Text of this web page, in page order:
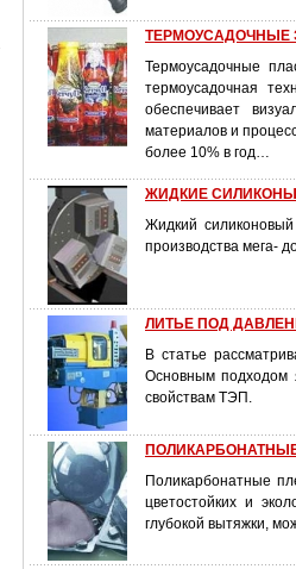
ТЕРМОУСАДОЧНЫЕ
Термоусадочные
термоусадочная
обеспечивает
материалов и
более 10% в год…
ЖИДКИЕ СИЛИКОНЫ:
Жидкий
производства мега-
ЛИТЬЕ ПОД
В статье
Основным подходом
свойствам ТЭП.
Поликарбонатные
цветостойких и
глубокой вытяжки,